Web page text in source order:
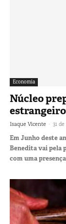
Economia
Núcleo
estrangeiro
Isaque Vicente - 31
Em Junho deste
Benedita vai pela
com uma